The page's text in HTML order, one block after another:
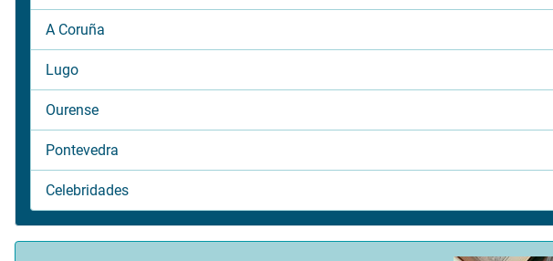
A Coruña
Lugo
Ourense
Pontevedra
Celebridades